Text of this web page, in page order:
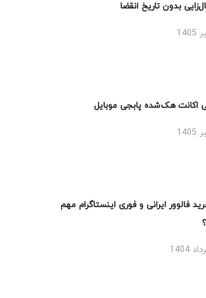
بدون تاریخ انقضا
اکانت هک‌شده پابجی موبایل
فالوور ایرانی و فوری اینستاگرام مهم